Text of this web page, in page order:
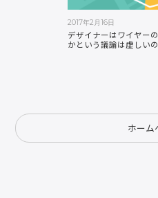
2017年2月16日
デザイナーはワイヤー
かという議論は虚しい
ホーム